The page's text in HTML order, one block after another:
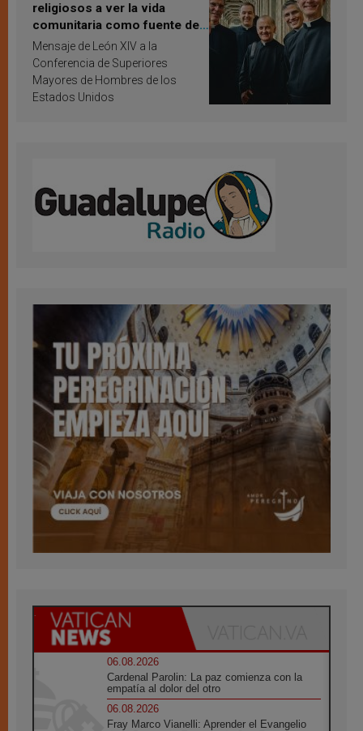
religiosos a ver la vida
comunitaria como fuente de
inspiración y santificación
Mensaje de León XIV a la
Conferencia de Superiores
Mayores de Hombres de los
Estados Unidos
06.08.2026
Cardenal Parolin: La paz comienza con la
empatía al dolor del otro
06.08.2026
Fray Marco Vianelli: Aprender el Evangelio